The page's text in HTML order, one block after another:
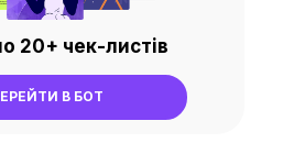
В БОТ
20+ чек-листів